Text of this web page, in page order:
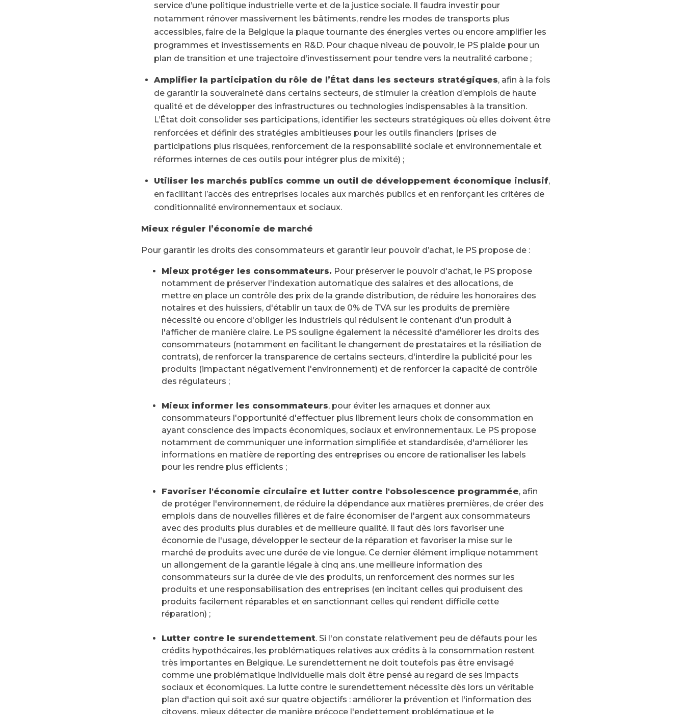
service d’une politique industrielle verte et de la justice sociale. Il faudra investir pour
notamment rénover massivement les bâtiments, rendre les modes de transports plus
accessibles, faire de la Belgique la plaque tournante des énergies vertes ou encore amplifier les
programmes et investissements en R&D. Pour chaque niveau de pouvoir, le PS plaide pour un
plan de transition et une trajectoire d’investissement pour tendre vers la neutralité carbone ;
Amplifier la participation du rôle de l’État dans les secteurs stratégiques, afin à la fois
de garantir la souveraineté dans certains secteurs, de stimuler la création d’emplois de haute
qualité et de développer des infrastructures ou technologies indispensables à la transition.
L’État doit consolider ses participations, identifier les secteurs stratégiques où elles doivent être
renforcées et définir des stratégies ambitieuses pour les outils financiers (prises de
participations plus risquées, renforcement de la responsabilité sociale et environnementale et
réformes internes de ces outils pour intégrer plus de mixité) ;
Utiliser les marchés publics comme un outil de développement économique inclusif,
en facilitant l’accès des entreprises locales aux marchés publics et en renforçant les critères de
conditionnalité environnementaux et sociaux.
Mieux réguler l’économie de marché
Pour garantir les droits des consommateurs et garantir leur pouvoir d’achat, le PS propose de :
Mieux protéger les consommateurs. Pour préserver le pouvoir d'achat, le PS propose
notamment de préserver l'indexation automatique des salaires et des allocations, de
mettre en place un contrôle des prix de la grande distribution, de réduire les honoraires des
notaires et des huissiers, d'établir un taux de 0% de TVA sur les produits de première
nécessité ou encore d'obliger les industriels qui réduisent le contenant d'un produit à
l'afficher de manière claire. Le PS souligne également la nécessité d'améliorer les droits des
consommateurs (notamment en facilitant le changement de prestataires et la résiliation de
contrats), de renforcer la transparence de certains secteurs, d'interdire la publicité pour les
produits (impactant négativement l'environnement) et de renforcer la capacité de contrôle
des régulateurs ;
Mieux informer les consommateurs, pour éviter les arnaques et donner aux
consommateurs l'opportunité d'effectuer plus librement leurs choix de consommation en
ayant conscience des impacts économiques, sociaux et environnementaux. Le PS propose
notamment de communiquer une information simplifiée et standardisée, d'améliorer les
informations en matière de reporting des entreprises ou encore de rationaliser les labels
pour les rendre plus efficients ;
Favoriser l'économie circulaire et lutter contre l'obsolescence programmée, afin
de protéger l'environnement, de réduire la dépendance aux matières premières, de créer des
emplois dans de nouvelles filières et de faire économiser de l'argent aux consommateurs
avec des produits plus durables et de meilleure qualité. Il faut dès lors favoriser une
économie de l'usage, développer le secteur de la réparation et favoriser la mise sur le
marché de produits avec une durée de vie longue. Ce dernier élément implique notamment
un allongement de la garantie légale à cinq ans, une meilleure information des
consommateurs sur la durée de vie des produits, un renforcement des normes sur les
produits et une responsabilisation des entreprises (en incitant celles qui produisent des
produits facilement réparables et en sanctionnant celles qui rendent difficile cette
réparation) ;
Lutter contre le surendettement. Si l'on constate relativement peu de défauts pour les
crédits hypothécaires, les problématiques relatives aux crédits à la consommation restent
très importantes en Belgique. Le surendettement ne doit toutefois pas être envisagé
comme une problématique individuelle mais doit être pensé au regard de ses impacts
sociaux et économiques. La lutte contre le surendettement nécessite dès lors un véritable
plan d'action qui soit axé sur quatre objectifs : améliorer la prévention et l'information des
citoyens, mieux détecter de manière précoce l'endettement problématique et le